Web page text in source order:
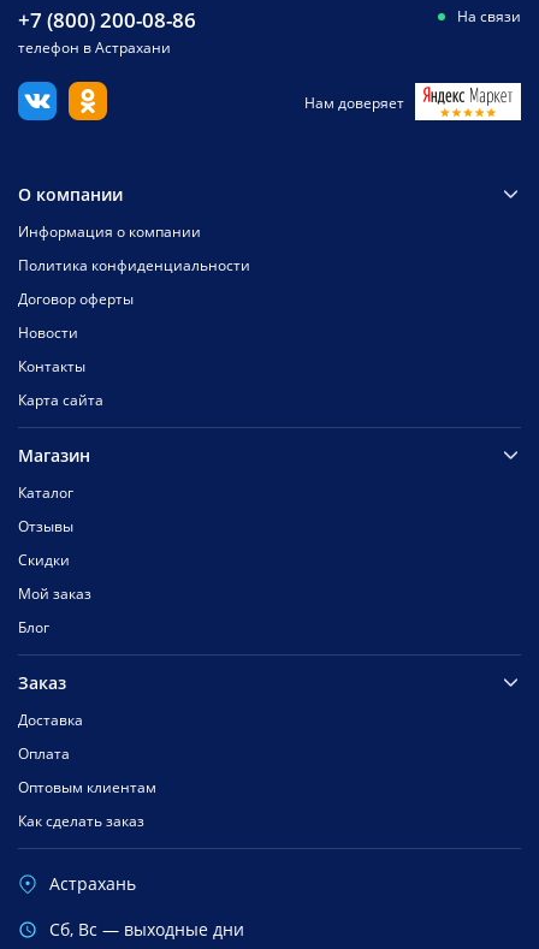
+7 (800) 200-08-86
телефон в Астрахани
На связи
Нам доверяет
О компании
Информация о компании
Политика конфиденциальности
Договор оферты
Новости
Контакты
Карта сайта
Магазин
Каталог
Отзывы
Скидки
Мой заказ
Блог
Заказ
Доставка
Оплата
Оптовым клиентам
Как сделать заказ
Астрахань
Cб, Вс — выходные дни